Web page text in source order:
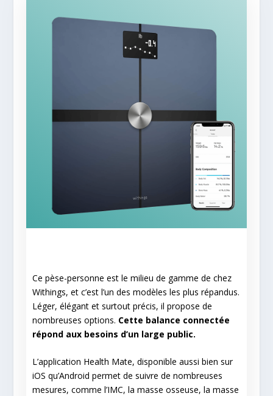
Ce pèse-personne est le milieu de gamme de chez
Withings, et c’est l’un des modèles les plus répandus.
Léger, élégant et surtout précis, il propose de
nombreuses options. Cette balance connectée
répond aux besoins d’un large public.
L’application Health Mate, disponible aussi bien sur
iOS qu’Android permet de suivre de nombreuses
mesures, comme l’IMC, la masse osseuse, la masse